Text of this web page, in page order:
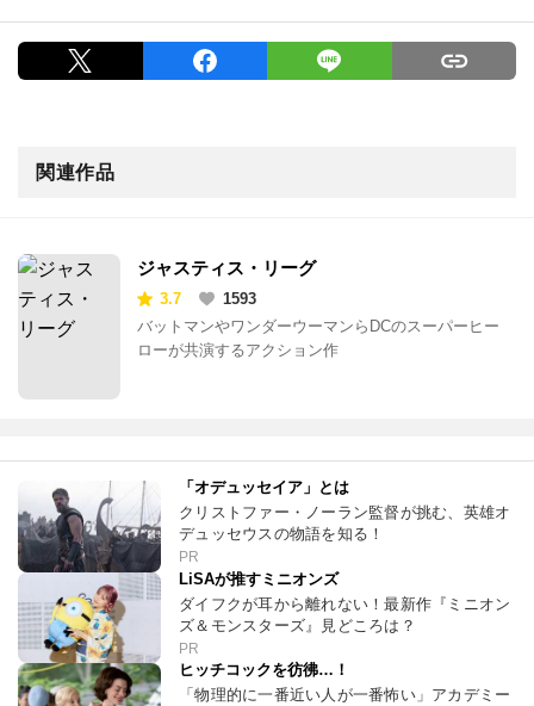
関連作品
ジャスティス・リーグ
3.7
1593
バットマンやワンダーウーマンらDCのスーパーヒー
ローが共演するアクション作
「オデュッセイア」とは
クリストファー・ノーラン監督が挑む、英雄オ
デュッセウスの物語を知る！
PR
LiSAが推すミニオンズ
ダイフクが耳から離れない！最新作『ミニオン
ズ＆モンスターズ』見どころは？
PR
ヒッチコックを彷彿…！
「物理的に一番近い人が一番怖い」アカデミー